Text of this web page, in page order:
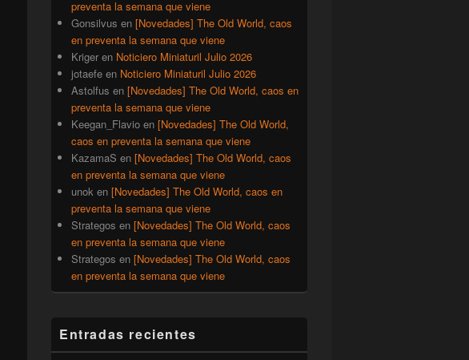
preventa la semana que viene
Gonsilvus en [Novedades] The Old World, caos
en preventa la semana que viene
Kriger en Noticiero Miniaturil Julio 2026
jotaefe en Noticiero Miniaturil Julio 2026
Astolfus en [Novedades] The Old World, caos en
preventa la semana que viene
Keegan_Flavio en [Novedades] The Old World,
caos en preventa la semana que viene
KazamaS en [Novedades] The Old World, caos
en preventa la semana que viene
unok en [Novedades] The Old World, caos en
preventa la semana que viene
Strategos en [Novedades] The Old World, caos
en preventa la semana que viene
Strategos en [Novedades] The Old World, caos
en preventa la semana que viene
Entradas recientes